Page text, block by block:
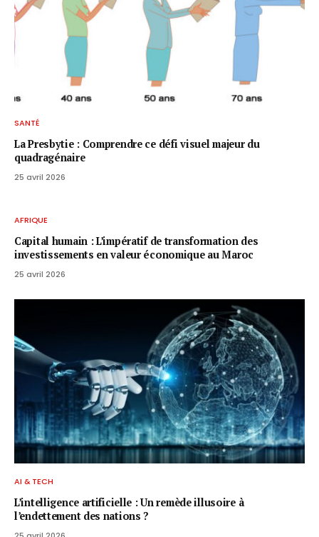
SANTÉ
La Presbytie : Comprendre ce défi visuel majeur du
quadragénaire
25 avril 2026
AFRIQUE
Capital humain : L’impératif de transformation des
investissements en valeur économique au Maroc
25 avril 2026
AI & TECH
L’intelligence artificielle : Un remède illusoire à
l’endettement des nations ?